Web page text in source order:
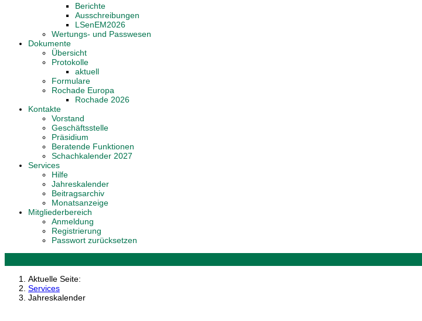
Berichte
Ausschreibungen
LSenEM2026
Wertungs- und Passwesen
Dokumente
Übersicht
Protokolle
aktuell
Formulare
Rochade Europa
Rochade 2026
Kontakte
Vorstand
Geschäftsstelle
Präsidium
Beratende Funktionen
Schachkalender 2027
Services
Hilfe
Jahreskalender
Beitragsarchiv
Monatsanzeige
Mitgliederbereich
Anmeldung
Registrierung
Passwort zurücksetzen
Aktuelle Seite:
Services
Jahreskalender